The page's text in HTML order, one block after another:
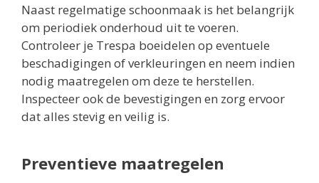
Naast regelmatige schoonmaak is het belangrijk
om periodiek onderhoud uit te voeren.
Controleer je Trespa boeidelen op eventuele
beschadigingen of verkleuringen en neem indien
nodig maatregelen om deze te herstellen.
Inspecteer ook de bevestigingen en zorg ervoor
dat alles stevig en veilig is.
Preventieve maatregelen